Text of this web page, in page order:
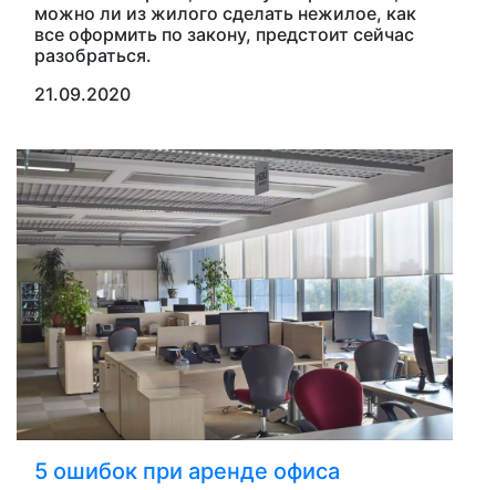
можно ли из жилого сделать нежилое, как
все оформить по закону, предстоит сейчас
разобраться.
21.09.2020
5 ошибок при аренде офиса